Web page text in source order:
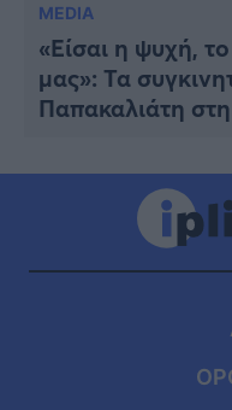
MEDIA
«Είσαι η ψυχή,
μας»: Τα
Παπακαλιάτη